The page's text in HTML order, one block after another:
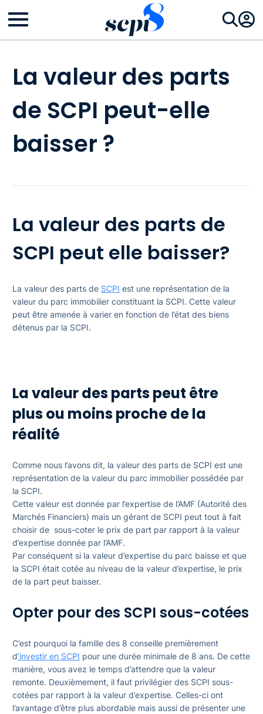
La valeur des parts
de SCPI peut-elle
baisser ?
La valeur des parts de
SCPI peut elle baisser?
La valeur des parts de SCPI est une représentation de la
valeur du parc immobilier constituant la SCPI. Cette valeur
peut être amenée à varier en fonction de l’état des biens
détenus par la SCPI.
La valeur des parts peut être
plus ou moins proche de la
réalité
Comme nous l’avons dit, la valeur des parts de SCPI est une
représentation de la valeur du parc immobilier possédée par
la SCPI.
Cette valeur est donnée par l’expertise de l’AMF (Autorité des
Marchés Financiers) mais un gérant de SCPI peut tout à fait
choisir de sous-coter le prix de part par rapport à la valeur
d’expertise donnée par l’AMF.
Par conséquent si la valeur d’expertise du parc baisse et que
la SCPI était cotée au niveau de la valeur d’expertise, le prix
de la part peut baisser.
Opter pour des SCPI sous-cotées
C’est pourquoi la famille des 8 conseille premièrement
d’investir en SCPI pour une durée minimale de 8 ans. De cette
manière, vous avez le temps d’attendre que la valeur
remonte. Deuxièmement, il faut privilégier des SCPI sous-
cotées par rapport à la valeur d’expertise. Celles-ci ont
l’avantage d’être plus abordable mais aussi de présenter une